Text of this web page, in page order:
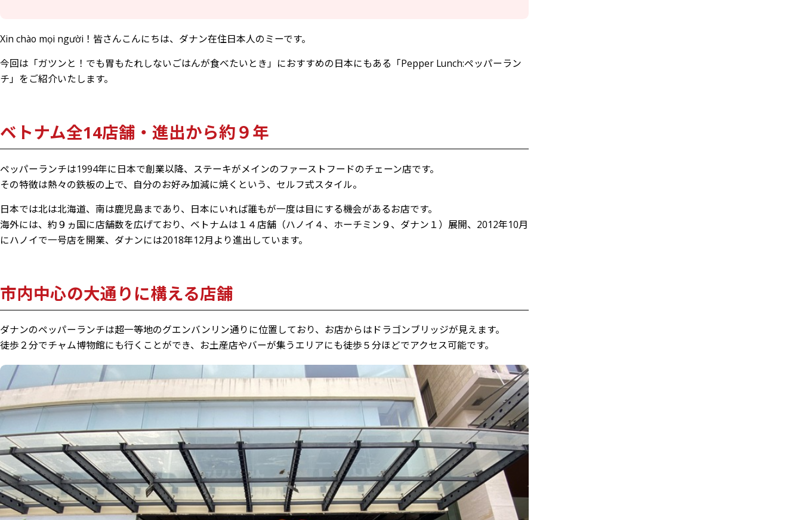
Xin chào mọi người！皆さんこんにちは、ダナン在住日本人のミーです。
今回は「ガツンと！でも胃もたれしないごはんが食べたいとき」におすすめの日本にもある「Pepper Lunch:ペッパーラン
チ」をご紹介いたします。
ベトナム全14店舗・進出から約９年
ペッパーランチは1994年に日本で創業以降、ステーキがメインのファーストフードのチェーン店です。
その特徴は熱々の鉄板の上で、自分のお好み加減に焼くという、セルフ式スタイル。
日本では北は北海道、南は鹿児島まであり、日本にいれば誰もが一度は目にする機会があるお店です。
海外には、約９ヵ国に店舗数を広げており、ベトナムは１４店舗（ハノイ４、ホーチミン９、ダナン１）展開、2012年10月
にハノイで一号店を開業、ダナンには2018年12月より進出しています。
市内中心の大通りに構える店舗
ダナンのペッパーランチは超一等地のグエンバンリン通りに位置しており、お店からはドラゴンブリッジが見えます。
徒歩２分でチャム博物館にも行くことができ、お土産店やバーが集うエリアにも徒歩５分ほどでアクセス可能です。